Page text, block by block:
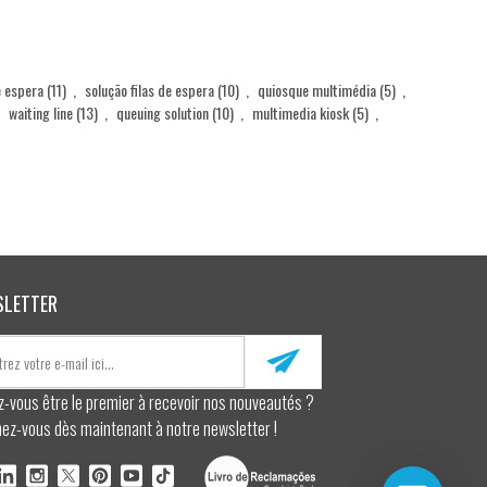
(11) solução filas de espera(10) quiosque multimédia(5)
waiting line(13) queuing solution(10) multimedia kiosk(5)
vous être le premier à recevoir nos nouveautés ?
vous dès maintenant à notre newsletter !